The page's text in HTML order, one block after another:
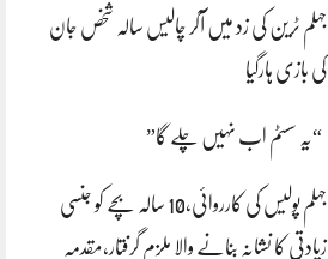
جہلم ٹرین کی زد میں آکر چالیس سالہ شخص جان
کی بازی ہارگیا
“یہ سسٹم اب نہیں چلے گا”
جہلم پولیس کی کارروائی،10 سالہ بچے کو جنسی
زیادتی کا نشانہ بنانے والا ملزم گرفتار،مقدمہ